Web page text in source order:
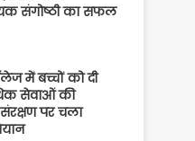
संगोष्ठी का सफल
में बच्चों को दी
सेवाओं की
पर चला